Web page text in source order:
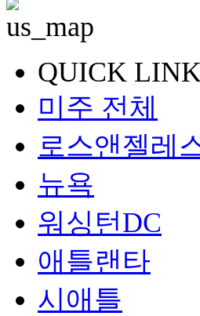
QUICK
미주 전체
로스앤젤레
뉴욕
워싱턴DC
애틀랜타
시애틀